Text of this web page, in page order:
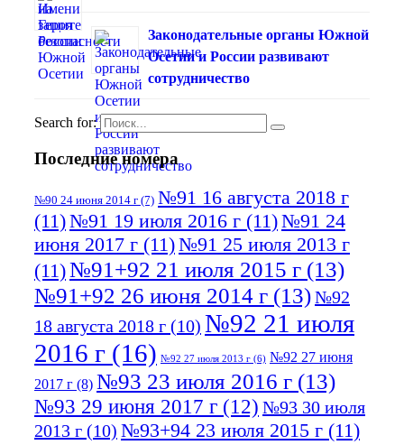
Законодательные органы Южной
Осетии и России развивают
сотрудничество
Search for:
Последние номера
№90 24 июня 2014 г (7) №91 16 августа 2018 г
(11)№91 19 июля 2016 г (11)№91 24
июня 2017 г (11)№91 25 июля 2013 г
(11)№91+92 21 июля 2015 г (13)
№91+92 26 июня 2014 г (13)№92
18 августа 2018 г (10) №92 21 июля
2016 г (16) №92 27 июля 2013 г (6) №92 27 июня
2017 г (8) №93 23 июля 2016 г (13)
№93 29 июня 2017 г (12) №93 30 июля
2013 г (10) №93+94 23 июля 2015 г (11)